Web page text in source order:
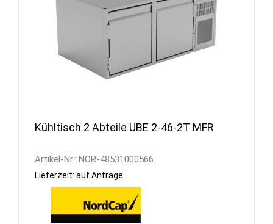
Kühltisch 2 Abteile UBE 2-46-2T MFR
Artikel-Nr.: NOR-48531000566
Lieferzeit: auf Anfrage